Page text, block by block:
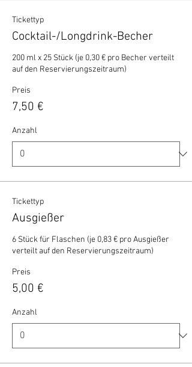
Tickettyp
Cocktail-/Longdrink-Becher
200 ml x 25 Stück (je 0,30 € pro Becher verteilt
auf den Reservierungszeitraum)
Preis
7,50 €
Anzahl
Tickettyp
Ausgießer
6 Stück für Flaschen (je 0,83 € pro Ausgießer
verteilt auf den Reservierungszeitraum)
Preis
5,00 €
Anzahl